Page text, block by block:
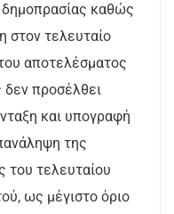
καθώς
στον τελευταίο
αποτελέσματος
προσέλθει
και υπογραφή
της
του τελευταίου
ως μέγιστο όριο